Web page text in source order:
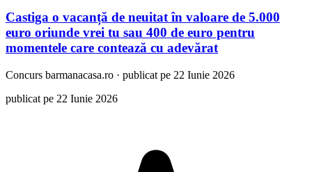
Castiga o vacanță de neuitat în valoare de 5.000
euro oriunde vrei tu sau 400 de euro pentru
momentele care contează cu adevărat
Concurs barmanacasa.ro · publicat pe 22 Iunie 2026
publicat pe 22 Iunie 2026